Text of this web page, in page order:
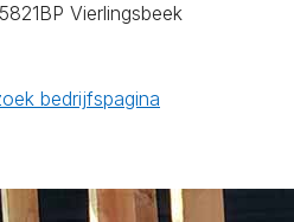
Vierlingsbeek
bedrijfspagina